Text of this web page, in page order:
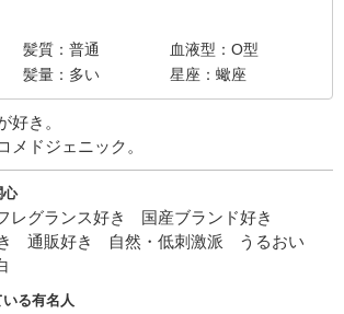
髪質 普通 血液型
O型
髪量 多い 星座 蠍座
好き。
メドジェニック。
心
レグランス好き
国産ブランド好き
通販好き 自然・低刺激派
うるおい
る有名人